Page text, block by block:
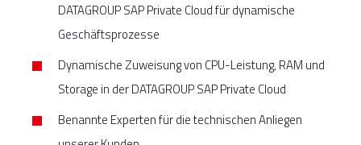
DATAGROUP SAP Private Cloud für dynamische
Geschäftsprozesse
Dynamische Zuweisung von CPU-Leistung, RAM und
Storage in der DATAGROUP SAP Private Cloud
Benannte Experten für die technischen Anliegen